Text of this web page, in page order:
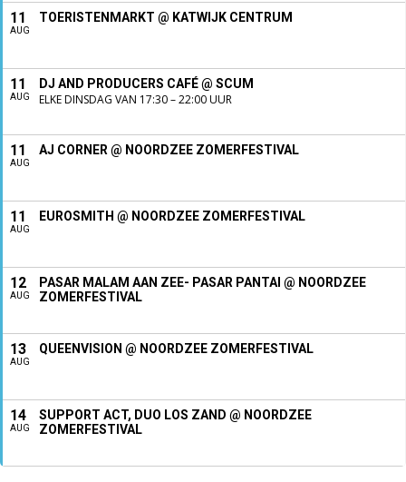
11
AUG
TOERISTENMARKT @ KATWIJK CENTRUM
11
AUG
DJ AND PRODUCERS CAFÉ @ SCUM
ELKE DINSDAG VAN 17:30 – 22:00 UUR
11
AUG
AJ CORNER @ NOORDZEE ZOMERFESTIVAL
11
AUG
EUROSMITH @ NOORDZEE ZOMERFESTIVAL
12
AUG
PASAR MALAM AAN ZEE- PASAR PANTAI @ NOORDZEE
ZOMERFESTIVAL
13
AUG
QUEENVISION @ NOORDZEE ZOMERFESTIVAL
14
AUG
SUPPORT ACT, DUO LOS ZAND @ NOORDZEE
ZOMERFESTIVAL